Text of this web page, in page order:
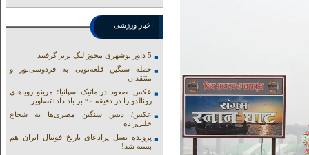
اخبار ورزشی
5 داور بوشهری مجوز لیگ برتر گرفتند
حمله سنگین قلعه‌نویی به فردوسی‌پور و
منتقدان
عکس: صعود دراماتیک اسپانیا؛ مرینو رویاهای
رونالدو را در دقیقه ۹۰ بر باد داد+تصاویر
عکس/ دیس سنگین مصری‌ها به شجاع
خلیل‌زاده
پرونده نسل پرادعای تاریخ فوتبال ایران هم
بسته شد!